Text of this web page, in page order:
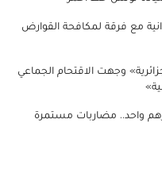
مع فرقة لمكافحة القوارض
وجهت الاقتحام الجماعي
واحد.. مضاربات مستمرة